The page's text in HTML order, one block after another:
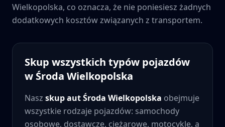
Wielkopolska, co oznacza, że nie poniesiesz żadnych
dodatkowych kosztów związanych z transportem.
Skup wszystkich typów pojazdów
w Środa Wielkopolska
Nasz skup autŚroda Wielkopolska obejmuje
wszystkie rodzaje pojazdów: samochody
osobowe, dostawcze, ciężarowe, motocykle, a